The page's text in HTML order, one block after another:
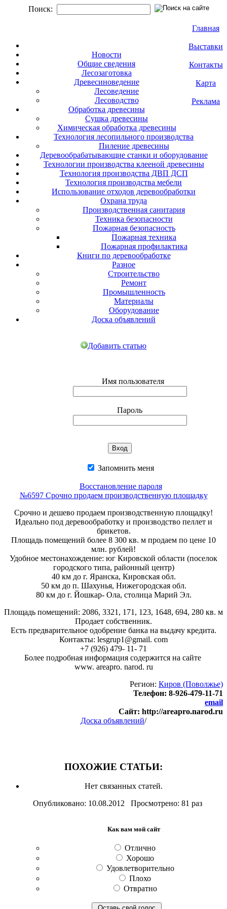
Поиск:
Главная
Выставки
Контакты
Карта
Реклама
Новости
Общие сведения
Лесозаготовка
Древесиноведение
Лесоведение
Лесоводство
Обработка древесины
Сушка древесины
Химическая обработка древесины
Технология лесопильного производства
Пиление древесины
Деревообрабатывающие станки и оборудование
Технологии производства клееной древесины
Технология производства ДВП ДСП
Технология производства мебели
Использование отходов деревообработки
Охрана труда
Производственная санитария
Техника безопасности
Пожарная безопасность
Пожарная техника
Пожарная профилактика
Книги по деревообработке
Разное
Строительство
Ремонт
Промышленность
Материалы
Оборудование
Доска объявлений
Добавить статью
Имя пользователя
Пароль
Запомнить меня
Восстановление пароля
№6597 Cрочно продаем производственную площадку
Cрочно и дешево продаем производственную площадку!
Идеально под деревообработку и производство пеллет и
брикетов.
Площадь помещений более 8 300 кв. м продаем по цене 10
млн. рублей!
Удобное местонахождение: юг Кировской области (поселок
городского типа, районный центр)
40 км до г. Яранска, Кировская обл.
50 км до п. Шахунья, Нижегородская обл.
80 км до г. Йошкар- Ола, столица Марий Эл.
Площадь помещений: 2086, 3321, 171, 123, 1648, 694, 280 кв. м
Продает собственник.
Есть предварительное одобрение банка на выдачу кредита.
Контакты: lesgrup1@gmail. com
+7 (926) 479- 11- 71
Более подробная информация содержится на сайте
www. areapro. narod. ru
Регион: Киров (Поволжье)
Телефон: 8-926-479-11-71
email
Сайт: http://areapro.narod.ru
Доска объявлений/
ПОХОЖИЕ СТАТЬИ:
Нет связанных статей.
Опубликовано: 10.08.2012 Просмотрено: 81 раз
Как вам мой сайт
Отлично
Хорошо
Удовлетворительно
Плохо
Отвратно